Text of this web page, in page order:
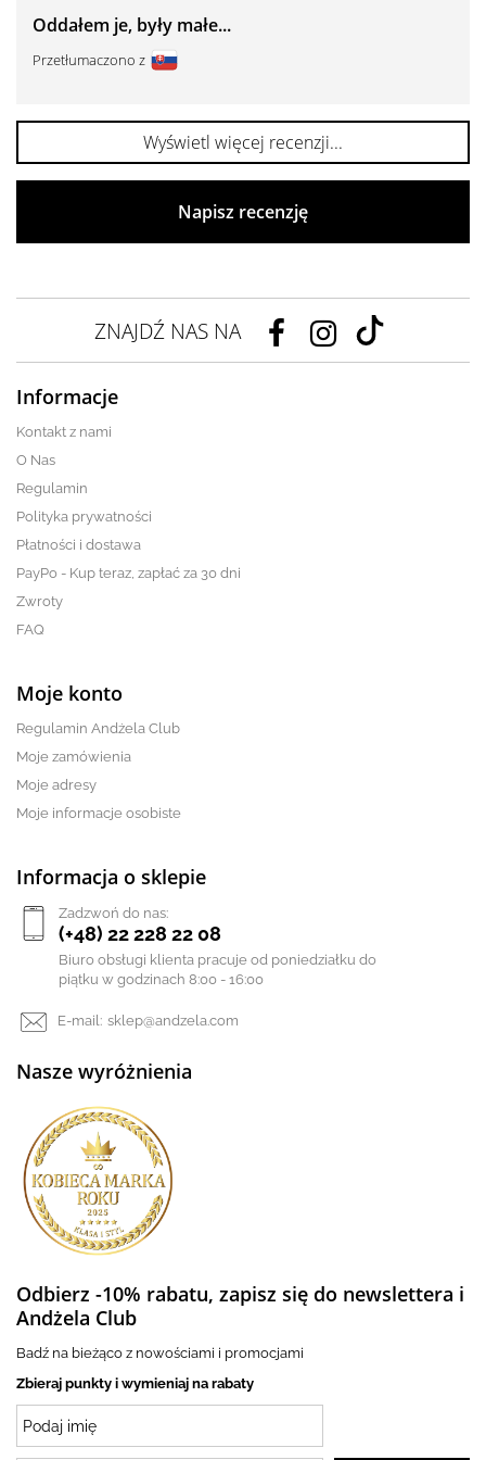
Oddałem je, były małe...
Przetłumaczono z
Wyświetl więcej recenzji...
Napisz recenzję
ZNAJDŹ NAS NA
Informacje
Kontakt z nami
O Nas
Regulamin
Polityka prywatności
Płatności i dostawa
PayPo - Kup teraz, zapłać za 30 dni
Zwroty
FAQ
Moje konto
Regulamin Andżela Club
Moje zamówienia
Moje adresy
Moje informacje osobiste
Informacja o sklepie
Zadzwoń do nas:
(+48) 22 228 22 08
Biuro obsługi klienta pracuje od poniedziałku do
piątku w godzinach 8:00 - 16:00
E-mail: sklep@andzela.com
Nasze wyróżnienia
Odbierz -10% rabatu, zapisz się do newslettera i
Andżela Club
Badź na bieżąco z nowościami i promocjami
Zbieraj punkty i wymieniaj na rabaty